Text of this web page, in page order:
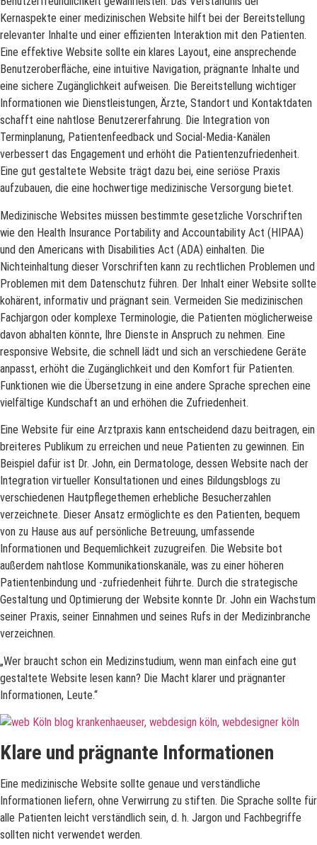
Kernaspekte einer medizinischen Website hilft bei der Bereitstellung
relevanter Inhalte und einer effizienten Interaktion mit den Patienten.
Eine effektive Website sollte ein klares Layout, eine ansprechende
Benutzeroberfläche, eine intuitive Navigation, prägnante Inhalte und
eine sichere Zugänglichkeit aufweisen. Die Bereitstellung wichtiger
Informationen wie Dienstleistungen, Ärzte, Standort und Kontaktdaten
schafft eine nahtlose Benutzererfahrung. Die Integration von
Terminplanung, Patientenfeedback und Social-Media-Kanälen
verbessert das Engagement und erhöht die Patientenzufriedenheit.
Eine gut gestaltete Website trägt dazu bei, eine seriöse Praxis
aufzubauen, die eine hochwertige medizinische Versorgung bietet.
Medizinische Websites müssen bestimmte gesetzliche Vorschriften
wie den Health Insurance Portability and Accountability Act (HIPAA)
und den Americans with Disabilities Act (ADA) einhalten. Die
Nichteinhaltung dieser Vorschriften kann zu rechtlichen Problemen und
Problemen mit dem Datenschutz führen. Der Inhalt einer Website sollte
kohärent, informativ und prägnant sein. Vermeiden Sie medizinischen
Fachjargon oder komplexe Terminologie, die Patienten möglicherweise
davon abhalten könnte, Ihre Dienste in Anspruch zu nehmen. Eine
responsive Website, die schnell lädt und sich an verschiedene Geräte
anpasst, erhöht die Zugänglichkeit und den Komfort für Patienten.
Funktionen wie die Übersetzung in eine andere Sprache sprechen eine
vielfältige Kundschaft an und erhöhen die Zufriedenheit.
Eine Website für eine Arztpraxis kann entscheidend dazu beitragen, ein
breiteres Publikum zu erreichen und neue Patienten zu gewinnen. Ein
Beispiel dafür ist Dr. John, ein Dermatologe, dessen Website nach der
Integration virtueller Konsultationen und eines Bildungsblogs zu
verschiedenen Hautpflegethemen erhebliche Besucherzahlen
verzeichnete. Dieser Ansatz ermöglichte es den Patienten, bequem
von zu Hause aus auf persönliche Betreuung, umfassende
Informationen und Bequemlichkeit zuzugreifen. Die Website bot
außerdem nahtlose Kommunikationskanäle, was zu einer höheren
Patientenbindung und -zufriedenheit führte. Durch die strategische
Gestaltung und Optimierung der Website konnte Dr. John ein Wachstum
seiner Praxis, seiner Einnahmen und seines Rufs in der Medizinbranche
verzeichnen.
„Wer braucht schon ein Medizinstudium, wenn man einfach eine gut
gestaltete Website lesen kann? Die Macht klarer und prägnanter
Informationen, Leute.“
Klare und prägnante Informationen
Eine medizinische Website sollte genaue und verständliche
Informationen liefern, ohne Verwirrung zu stiften. Die Sprache sollte für
alle Patienten leicht verständlich sein, d. h. Jargon und Fachbegriffe
sollten nicht verwendet werden.